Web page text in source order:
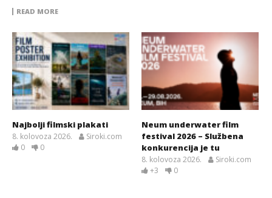
READ MORE
Najbolji filmski plakati
8. kolovoza 2026.
Siroki.com
0
0
Neum underwater film
festival 2026 – Službena
konkurencija je tu
8. kolovoza 2026.
Siroki.com
+3
0